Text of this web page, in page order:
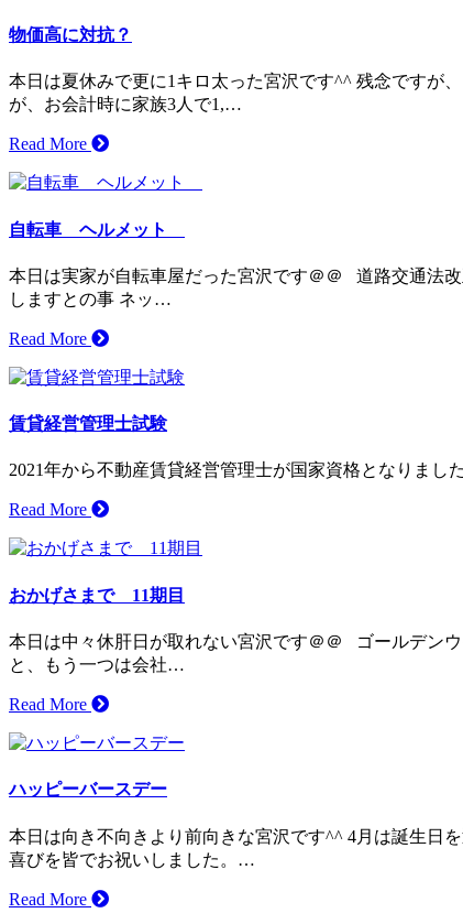
物価高に対抗？
本日は夏休みで更に1キロ太った宮沢です^^ 残念ですが
が、お会計時に家族3人で1,…
Read More
自転車 ヘルメット
本日は実家が自転車屋だった宮沢です＠＠ 道路交通法
しますとの事 ネッ…
Read More
賃貸経営管理士試験
2021年から不動産賃貸経営管理士が国家資格となりま
Read More
おかげさまで 11期目
本日は中々休肝日が取れない宮沢です＠＠ ゴールデン
と、もう一つは会社…
Read More
ハッピーバースデー
本日は向き不向きより前向きな宮沢です^^ 4月は誕生日
喜びを皆でお祝いしました。…
Read More